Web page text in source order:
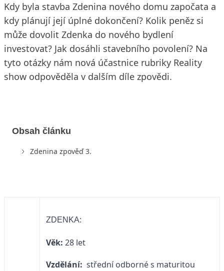
Kdy byla stavba Zdenina nového domu započata a
kdy plánují její úplné dokončení? Kolik peněz si
může dovolit Zdenka do nového bydlení
investovat? Jak dosáhli stavebního povolení? Na
tyto otázky nám nová účastnice rubriky Reality
show odpověděla v dalším díle zpovědi.
Obsah článku
Zdenina zpověď 3.
ZDENKA:
Věk: 28 let
Vzdělání: střední odborné s maturitou